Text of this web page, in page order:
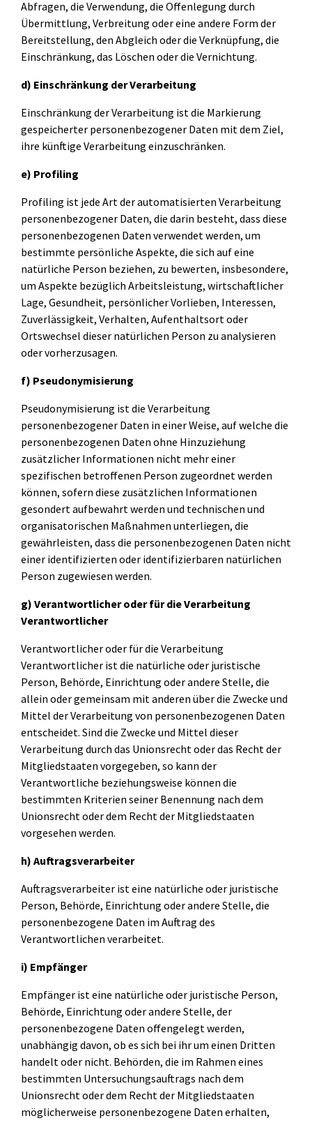
Abfragen, die Verwendung, die Offenlegung durch
Übermittlung, Verbreitung oder eine andere Form der
Bereitstellung, den Abgleich oder die Verknüpfung, die
Einschränkung, das Löschen oder die Vernichtung.
d) Einschränkung der Verarbeitung
Einschränkung der Verarbeitung ist die Markierung
gespeicherter personenbezogener Daten mit dem Ziel,
ihre künftige Verarbeitung einzuschränken.
e) Profiling
Profiling ist jede Art der automatisierten Verarbeitung
personenbezogener Daten, die darin besteht, dass diese
personenbezogenen Daten verwendet werden, um
bestimmte persönliche Aspekte, die sich auf eine
natürliche Person beziehen, zu bewerten, insbesondere,
um Aspekte bezüglich Arbeitsleistung, wirtschaftlicher
Lage, Gesundheit, persönlicher Vorlieben, Interessen,
Zuverlässigkeit, Verhalten, Aufenthaltsort oder
Ortswechsel dieser natürlichen Person zu analysieren
oder vorherzusagen.
f) Pseudonymisierung
Pseudonymisierung ist die Verarbeitung
personenbezogener Daten in einer Weise, auf welche die
personenbezogenen Daten ohne Hinzuziehung
zusätzlicher Informationen nicht mehr einer
spezifischen betroffenen Person zugeordnet werden
können, sofern diese zusätzlichen Informationen
gesondert aufbewahrt werden und technischen und
organisatorischen Maßnahmen unterliegen, die
gewährleisten, dass die personenbezogenen Daten nicht
einer identifizierten oder identifizierbaren natürlichen
Person zugewiesen werden.
g) Verantwortlicher oder für die Verarbeitung
Verantwortlicher
Verantwortlicher oder für die Verarbeitung
Verantwortlicher ist die natürliche oder juristische
Person, Behörde, Einrichtung oder andere Stelle, die
allein oder gemeinsam mit anderen über die Zwecke und
Mittel der Verarbeitung von personenbezogenen Daten
entscheidet. Sind die Zwecke und Mittel dieser
Verarbeitung durch das Unionsrecht oder das Recht der
Mitgliedstaaten vorgegeben, so kann der
Verantwortliche beziehungsweise können die
bestimmten Kriterien seiner Benennung nach dem
Unionsrecht oder dem Recht der Mitgliedstaaten
vorgesehen werden.
h) Auftragsverarbeiter
Auftragsverarbeiter ist eine natürliche oder juristische
Person, Behörde, Einrichtung oder andere Stelle, die
personenbezogene Daten im Auftrag des
Verantwortlichen verarbeitet.
i) Empfänger
Empfänger ist eine natürliche oder juristische Person,
Behörde, Einrichtung oder andere Stelle, der
personenbezogene Daten offengelegt werden,
unabhängig davon, ob es sich bei ihr um einen Dritten
handelt oder nicht. Behörden, die im Rahmen eines
bestimmten Untersuchungsauftrags nach dem
Unionsrecht oder dem Recht der Mitgliedstaaten
möglicherweise personenbezogene Daten erhalten,